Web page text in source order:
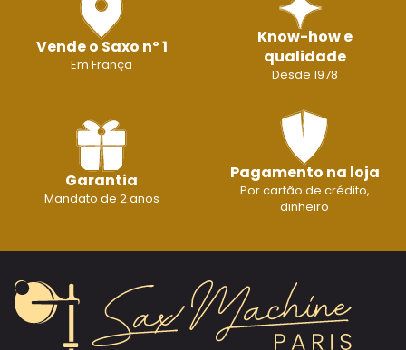
Vende o Saxo nº 1
Em França
Know-how e
qualidade
Desde 1978
Garantia
Mandato de 2 anos
Pagamento na loja
Por cartão de crédito,
dinheiro